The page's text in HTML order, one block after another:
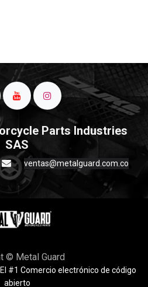
Parts Industries
SAS
ventas@metalguard.com.co
© Metal Guard
#1Comercio electrónico de código
abierto